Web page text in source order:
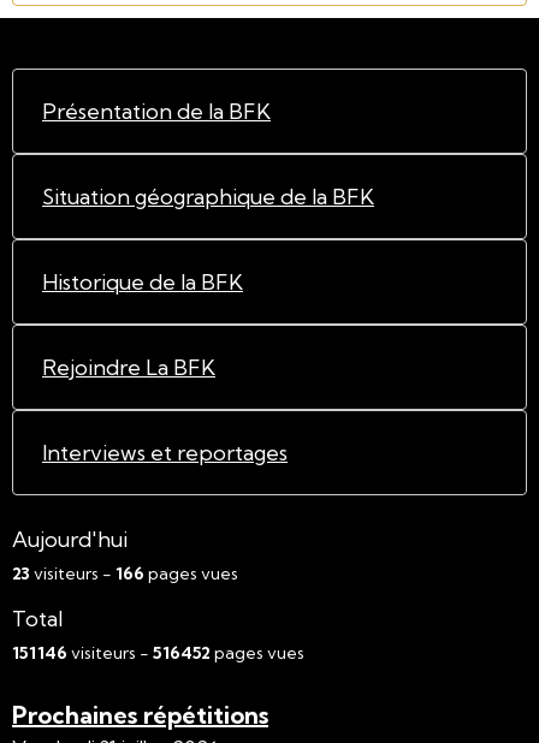
Présentation de la BFK
Situation géographique de la BFK
Historique de la BFK
Rejoindre La BFK
Interviews et reportages
Aujourd'hui
23 visiteurs - 166 pages vues
Total
151146 visiteurs - 516452 pages vues
Prochaines répétitions